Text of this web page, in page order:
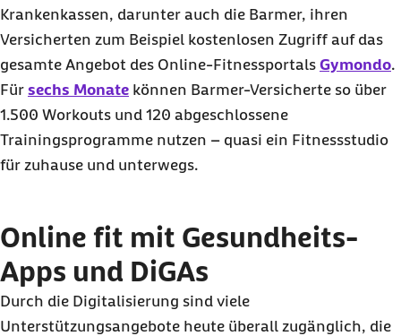
Krankenkassen, darunter auch die Barmer, ihren
Versicherten zum Beispiel kostenlosen Zugriff auf das
gesamte Angebot des Online-Fitnessportals Gymondo.
Für sechs Monate können Barmer-Versicherte so über
1.500 Workouts und 120 abgeschlossene
Trainingsprogramme nutzen – quasi ein Fitnessstudio
für zuhause und unterwegs.
Online fit mit Gesundheits-
Apps und DiGAs
Durch die Digitalisierung sind viele
Unterstützungsangebote heute überall zugänglich, die